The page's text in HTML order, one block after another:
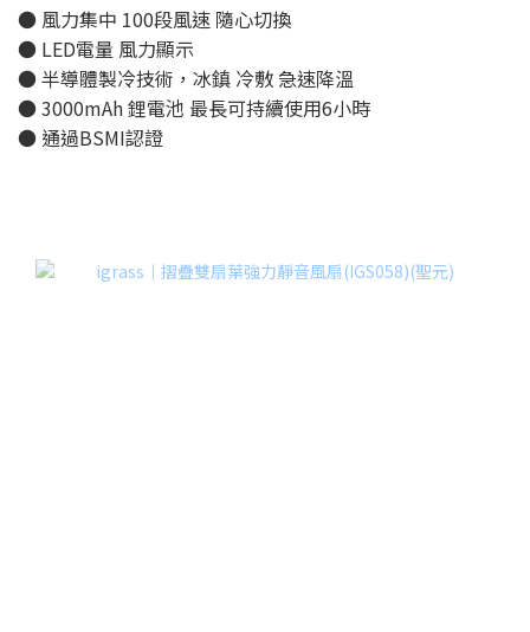
● 風力集中 100段風速 隨心切換
● LED電量 風力顯示
● 半導體製冷技術，冰鎮 冷敷 急速降溫
● 3000mAh 鋰電池 最長可持續使用6小時
● 通過BSMI認證